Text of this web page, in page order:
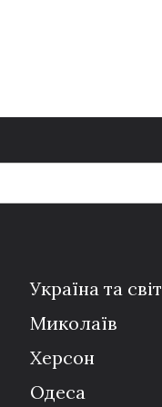
Україна та світ
Миколаїв
Херсон
Одеса